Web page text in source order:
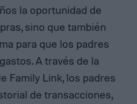
la oportunidad de
sino que también
para que los padres
A través de la
Family Link, los padres
de transacciones,